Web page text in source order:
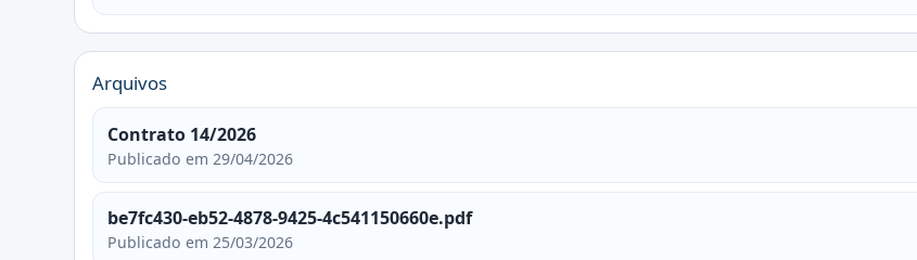
Arquivos
Contrato 14/2026
Publicado em 29/04/2026
be7fc430-eb52-4878-9425-4c541150660e.pdf
Publicado em 25/03/2026